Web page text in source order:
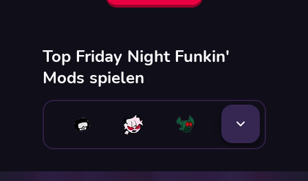
Top Friday Night Funkin'
Mods spielen